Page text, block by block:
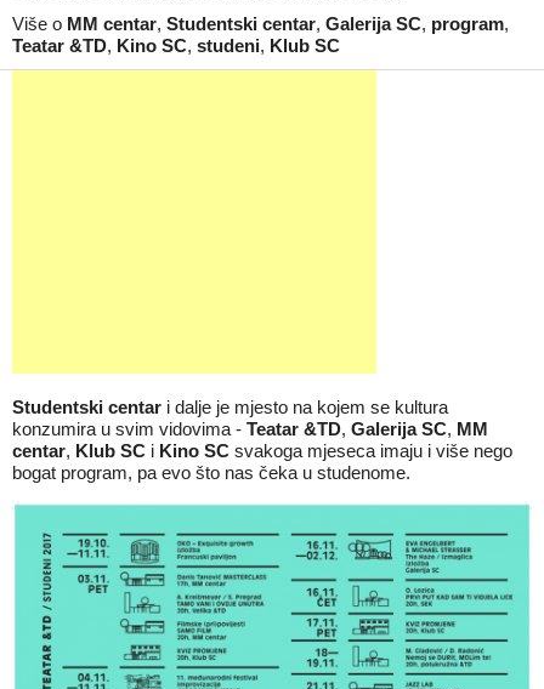
Više o MM centar, Studentski centar, Galerija SC, program,
Teatar &TD, Kino SC, studeni, Klub SC
Studentski centar i dalje je mjesto na kojem se kultura
konzumira u svim vidovima - Teatar &TD, Galerija SC, MM
centar, Klub SC i Kino SC svakoga mjeseca imaju i više nego
bogat program, pa evo što nas čeka u studenome.